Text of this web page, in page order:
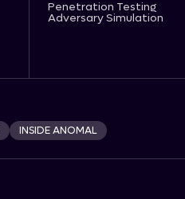
Penetration Testing
Adversary Simulation
INSIDE ANOMAL